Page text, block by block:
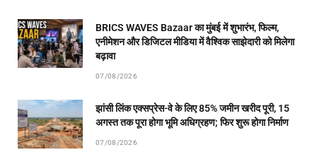
BRICS WAVES Bazaar का मुंबई में शुभारंभ, फिल्म,
एनीमेशन और डिजिटल मीडिया में वैश्विक साझेदारी को मिलेगा
बढ़ावा
07/08/2026
झांसी लिंक एक्सप्रेस-वे के लिए 85% जमीन खरीद पूरी, 15
अगस्त तक पूरा होगा भूमि अधिग्रहण; फिर शुरू होगा निर्माण
07/08/2026